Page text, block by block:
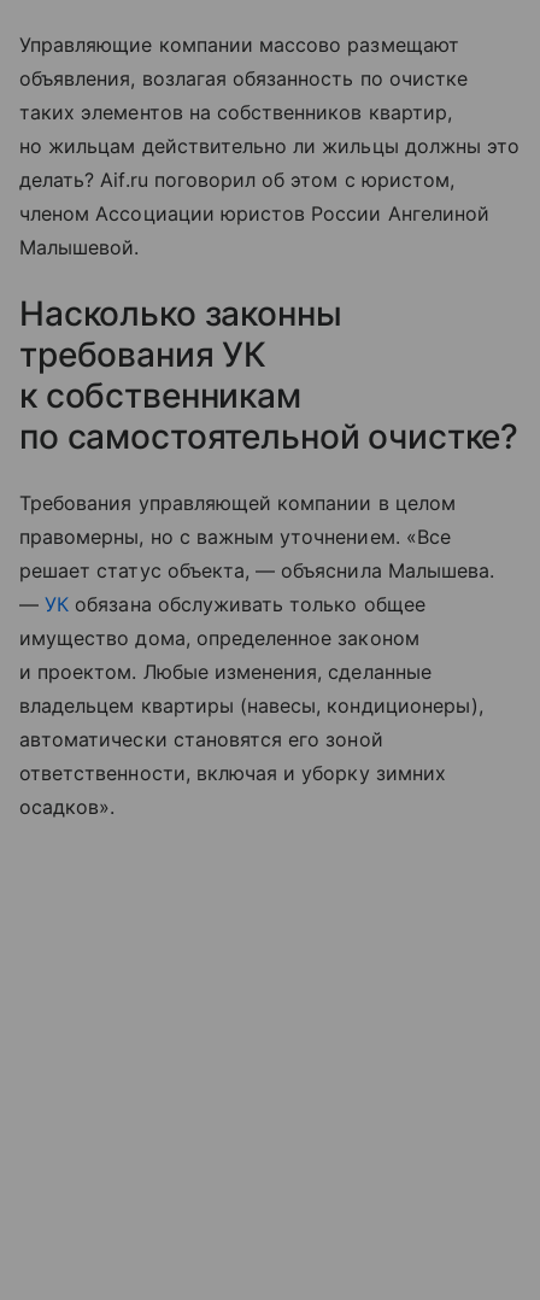
Управляющие компании массово размещают
объявления, возлагая обязанность по очистке
таких элементов на собственников квартир,
но жильцам действительно ли жильцы должны это
делать? Aif.ru поговорил об этом с юристом,
членом Ассоциации юристов России Ангелиной
Малышевой.
Насколько законны
требования УК
к собственникам
по самостоятельной очистке?
Требования управляющей компании в целом
правомерны, но с важным уточнением. «Все
решает статус объекта, — объяснила Малышева.
—УК обязана обслуживать только общее
имущество дома, определенное законом
и проектом. Любые изменения, сделанные
владельцем квартиры (навесы, кондиционеры),
автоматически становятся его зоной
ответственности, включая и уборку зимних
осадков».